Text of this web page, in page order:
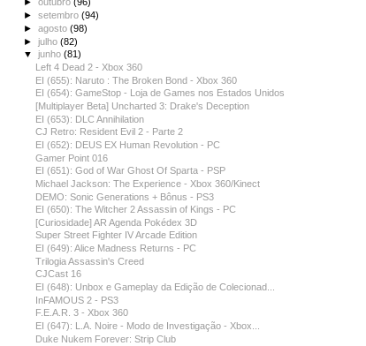
►setembro(94)
►agosto(98)
►julho(82)
▼junho(81)
Left 4 Dead 2 - Xbox 360
EI (655): Naruto : The Broken Bond - Xbox 360
EI (654): GameStop - Loja de Games nos Estados Unidos
[Multiplayer Beta] Uncharted 3: Drake's Deception
EI (653): DLC Annihilation
CJ Retro: Resident Evil 2 - Parte 2
EI (652): DEUS EX Human Revolution - PC
Gamer Point 016
EI (651): God of War Ghost Of Sparta - PSP
Michael Jackson: The Experience - Xbox 360/Kinect
DEMO: Sonic Generations + Bônus - PS3
EI (650): The Witcher 2 Assassin of Kings - PC
[Curiosidade] AR Agenda Pokédex 3D
Super Street Fighter IV Arcade Edition
EI (649): Alice Madness Returns - PC
Trilogia Assassin's Creed
CJCast 16
EI (648): Unbox e Gameplay da Edição de Colecionad...
InFAMOUS 2 - PS3
F.E.A.R. 3 - Xbox 360
EI (647): L.A. Noire - Modo de Investigação - Xbox...
Duke Nukem Forever: Strip Club